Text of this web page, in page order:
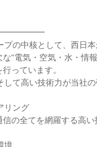
の中核として、西日
“電気・空気・水・情
っています。
て高い技術力が当社の
リング
の全てを網羅する高い